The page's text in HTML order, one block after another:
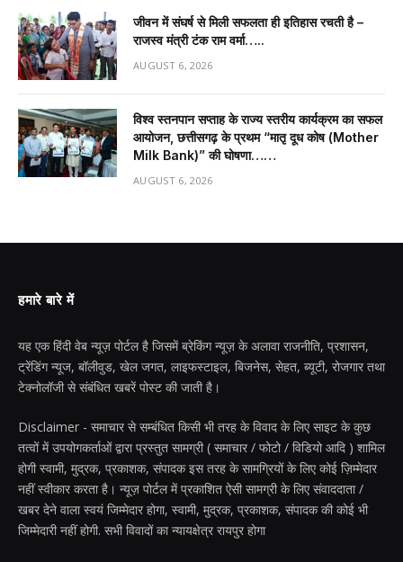
जीवन में संघर्ष से मिली सफलता ही इतिहास रचती है –
राजस्व मंत्री टंक राम वर्मा…..
AUGUST 6, 2026
विश्व स्तनपान सप्ताह के राज्य स्तरीय कार्यक्रम का सफल
आयोजन, छत्तीसगढ़ के प्रथम “मातृ दूध कोष (Mother
Milk Bank)” की घोषणा……
AUGUST 6, 2026
हमारे बारे में
यह एक हिंदी वेब न्यूज़ पोर्टल है जिसमें ब्रेकिंग न्यूज़ के अलावा राजनीति, प्रशासन,
ट्रेंडिंग न्यूज, बॉलीवुड, खेल जगत, लाइफस्टाइल, बिजनेस, सेहत, ब्यूटी, रोजगार तथा
टेक्नोलॉजी से संबंधित खबरें पोस्ट की जाती है।
Disclaimer - समाचार से सम्बंधित किसी भी तरह के विवाद के लिए साइट के कुछ
तत्वों में उपयोगकर्ताओं द्वारा प्रस्तुत सामग्री ( समाचार / फोटो / विडियो आदि ) शामिल
होगी स्वामी, मुद्रक, प्रकाशक, संपादक इस तरह के सामग्रियों के लिए कोई ज़िम्मेदार
नहीं स्वीकार करता है। न्यूज़ पोर्टल में प्रकाशित ऐसी सामग्री के लिए संवाददाता /
खबर देने वाला स्वयं जिम्मेदार होगा, स्वामी, मुद्रक, प्रकाशक, संपादक की कोई भी
जिम्मेदारी नहीं होगी. सभी विवादों का न्यायक्षेत्र रायपुर होगा